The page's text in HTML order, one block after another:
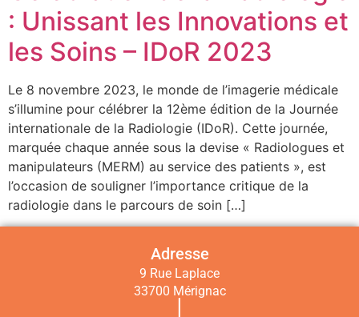
: Unissant les Innovations et
les Soins – IDoR 2023
Le 8 novembre 2023, le monde de l’imagerie médicale
s’illumine pour célébrer la 12ème édition de la Journée
internationale de la Radiologie (IDoR). Cette journée,
marquée chaque année sous la devise « Radiologues et
manipulateurs (MERM) au service des patients », est
l’occasion de souligner l’importance critique de la
radiologie dans le parcours de soin […]
Adresse
9 Rue Laplace
33700 Mérignac